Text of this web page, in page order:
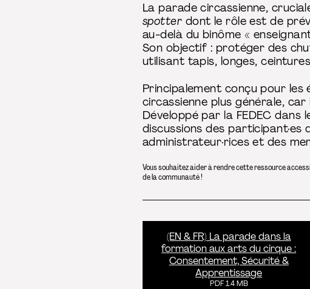
La parade circassienne,
spotter dont le rôle est de
au-delà du binôme «
Son objectif : protéger des
utilisant tapis, longes,
Principalement conçu pour
circassienne plus générale,
Développé par la FEDEC
discussions des
administrateur·rices et des
Vous souhaitez aider à rendre cette ressource
de la communauté !
(EN & FR) La parade dans la
formation aux arts du cirque :
Consentement, Sécurité &
Apprentissage
PDF 1.4 MB